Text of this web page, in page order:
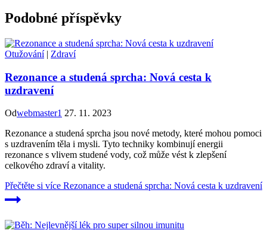
Podobné příspěvky
Otužování| Zdraví
Rezonance a studená sprcha: Nová cesta k
uzdravení
Odwebmaster1 27. 11. 2023
Rezonance a studená sprcha jsou nové metody, které mohou pomoci
s uzdravením těla i mysli. Tyto techniky kombinují energii
rezonance s vlivem studené vody, což může vést k zlepšení
celkového zdraví a vitality.
Přečtěte si více Rezonance a studená sprcha: Nová cesta k uzdravení